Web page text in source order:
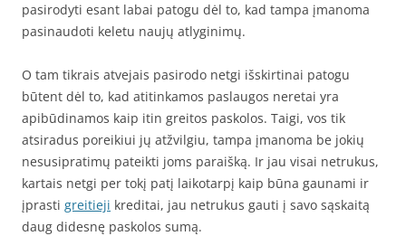
pasirodyti esant labai patogu dėl to, kad tampa įmanoma
pasinaudoti keletu naujų atlyginimų.
O tam tikrais atvejais pasirodo netgi išskirtinai patogu
būtent dėl to, kad atitinkamos paslaugos neretai yra
apibūdinamos kaip itin greitos paskolos. Taigi, vos tik
atsiradus poreikiui jų atžvilgiu, tampa įmanoma be jokių
nesusipratimų pateikti joms paraišką. Ir jau visai netrukus,
kartais netgi per tokį patį laikotarpį kaip būna gaunami ir
įprasti greitieji kreditai, jau netrukus gauti į savo sąskaitą
daug didesnę paskolos sumą.